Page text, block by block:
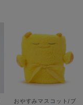
おやすみマスコット/ブ